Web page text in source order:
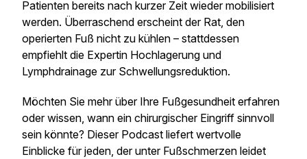
Patienten bereits nach kurzer Zeit wieder mobilisiert
werden. Überraschend erscheint der Rat, den
operierten Fuß nicht zu kühlen – stattdessen
empfiehlt die Expertin Hochlagerung und
Lymphdrainage zur Schwellungsreduktion.
Möchten Sie mehr über Ihre Fußgesundheit erfahren
oder wissen, wann ein chirurgischer Eingriff sinnvoll
sein könnte? Dieser Podcast liefert wertvolle
Einblicke für jeden, der unter Fußschmerzen leidet